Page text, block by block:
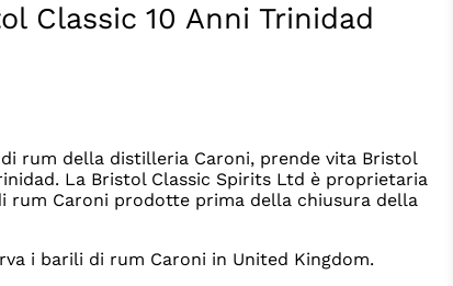
Classic 10 Anni Trinidad
rum della distilleria Caroni, prende vita Bristol
La Bristol Classic Spirits Ltd è proprietaria
rum Caroni prodotte prima della chiusura della
i barili di rum Caroni in United Kingdom.